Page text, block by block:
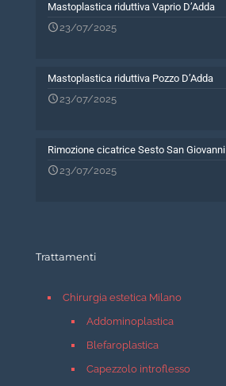
Mastoplastica riduttiva Vaprio D’Adda
23/07/2025
Mastoplastica riduttiva Pozzo D’Adda
23/07/2025
Rimozione cicatrice Sesto San Giovanni
23/07/2025
Trattamenti
Chirurgia estetica Milano
Addominoplastica
Blefaroplastica
Capezzolo introflesso